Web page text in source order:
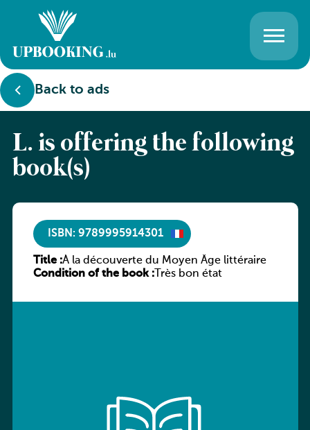
Back to ads
L. is offering the following
book(s)
ISBN: 9789995914301
Title :À la découverte du Moyen Âge littéraire
Condition of the book :Très bon état